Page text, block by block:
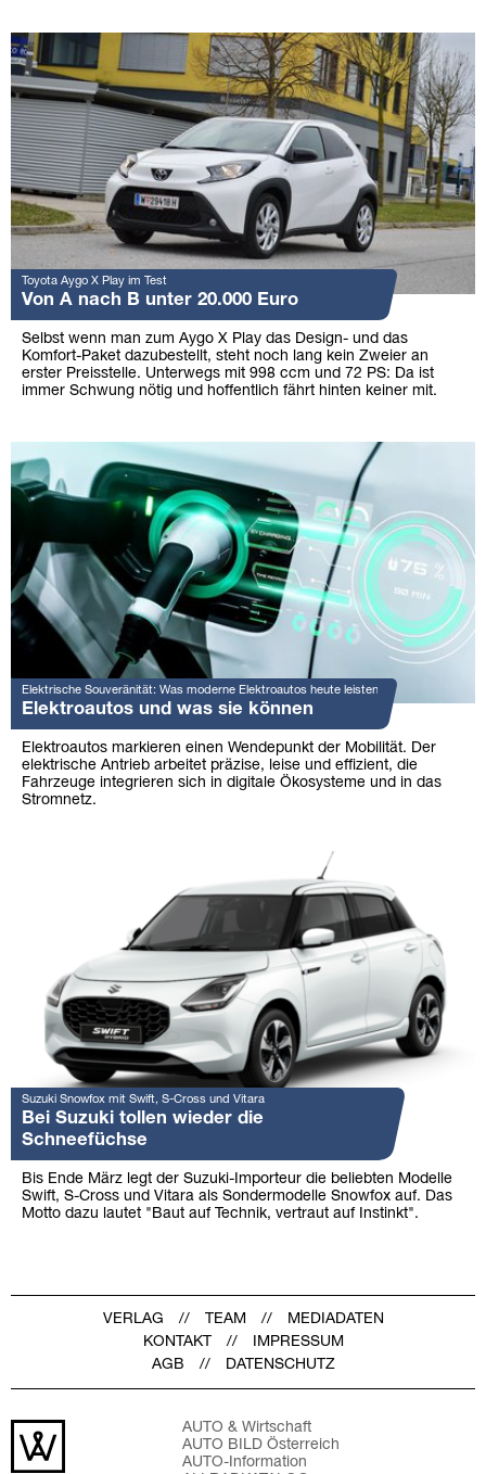
Toyota Aygo X Play im Test
Von A nach B unter 20.000 Euro
Selbst wenn man zum Aygo X Play das Design- und das
Komfort-Paket dazubestellt, steht noch lang kein Zweier an
erster Preisstelle. Unterwegs mit 998 ccm und 72 PS: Da ist
immer Schwung nötig und hoffentlich fährt hinten keiner mit.
Elektrische Souveränität: Was moderne Elektroautos heute leisten
Elektroautos und was sie können
Elektroautos markieren einen Wendepunkt der Mobilität. Der
elektrische Antrieb arbeitet präzise, leise und effizient, die
Fahrzeuge integrieren sich in digitale Ökosysteme und in das
Stromnetz.
Suzuki Snowfox mit Swift, S-Cross und Vitara
Bei Suzuki tollen wieder die
Schneefüchse
Bis Ende März legt der Suzuki-Importeur die beliebten Modelle
Swift, S-Cross und Vitara als Sondermodelle Snowfox auf. Das
Motto dazu lautet "Baut auf Technik, vertraut auf Instinkt".
VERLAG TEAM
MEDIADATEN
KONTAKT
IMPRESSUM
AGB
DATENSCHUTZ
AUTO & Wirtschaft
AUTO BILD Österreich
AUTO-Information